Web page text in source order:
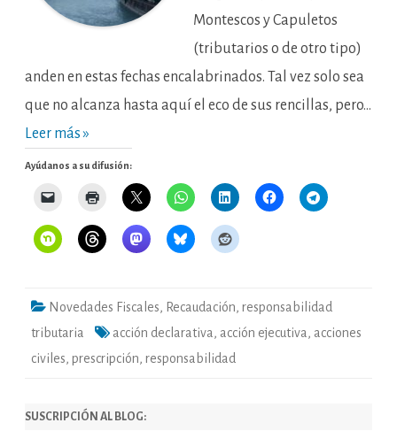
responsabilidad
a
de
nota
de
de
2024
Montescos y Capuletos
(tributarios o de otro tipo)
anden en estas fechas encalabrinados. Tal vez solo sea
que no alcanza hasta aquí el eco de sus rencillas, pero…
Leer más »
Ayúdanos a su difusión:
Novedades Fiscales, Recaudación, responsabilidad
tributaria
acción declarativa , acción ejecutiva , acciones
civiles, prescripción, responsabilidad
SUSCRIPCIÓN AL BLOG: